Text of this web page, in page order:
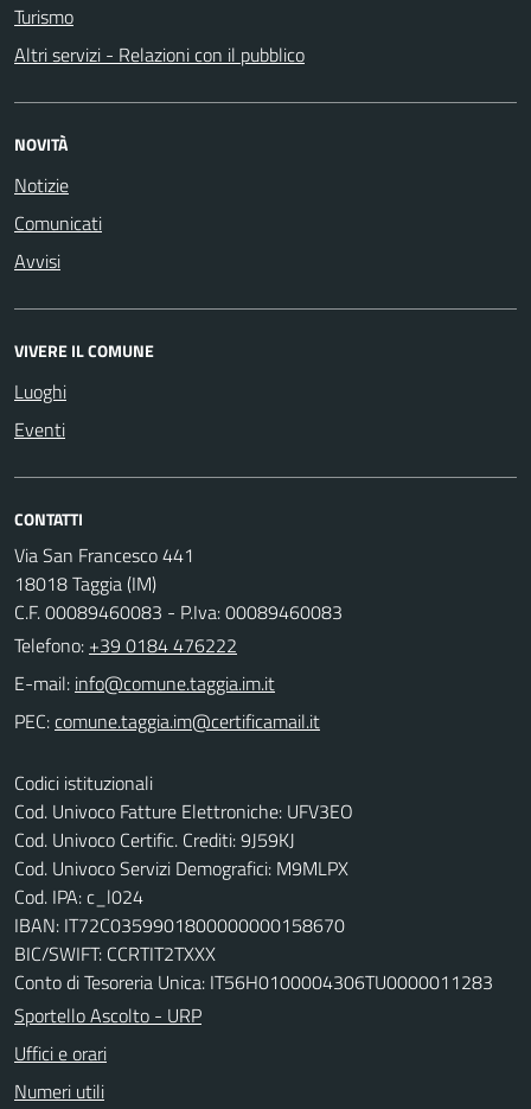
Turismo
Altri servizi - Relazioni con il pubblico
NOVITÀ
Notizie
Comunicati
Avvisi
VIVERE IL COMUNE
Luoghi
Eventi
CONTATTI
Via San Francesco 441
18018 Taggia (IM)
C.F. 00089460083 - P.Iva: 00089460083
Telefono: +39 0184 476222
E-mail:
PEC:
Codici istituzionali
Cod. Univoco Fatture Elettroniche: UFV3EO
Cod. Univoco Certific. Crediti: 9J59KJ
Cod. Univoco Servizi Demografici: M9MLPX
Cod. IPA: c_l024
IBAN: IT72C0359901800000000158670
BIC/SWIFT: CCRTIT2TXXX
Conto di Tesoreria Unica: IT56H0100004306TU0000011283
Sportello Ascolto - URP
Uffici e orari
Numeri utili